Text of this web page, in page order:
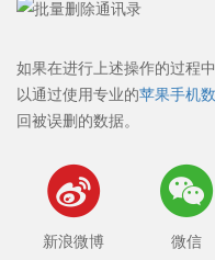
如果在进行上述操作的过程
以通过使用专业的苹果手机
回被误删的数据。

新浪微博

微信